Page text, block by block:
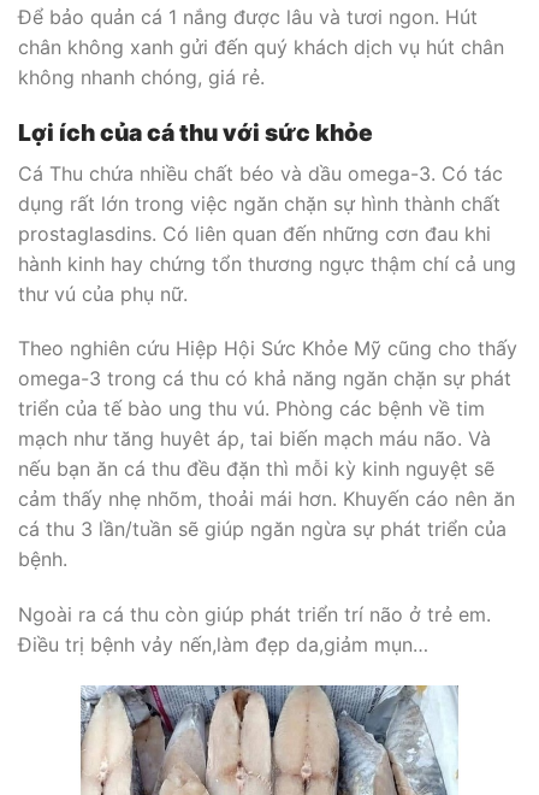
Để bảo quản cá 1 nắng được lâu và tươi ngon. Hút
chân không xanh gửi đến quý khách dịch vụ hút chân
không nhanh chóng, giá rẻ.
Lợi ích của cá thu với sức khỏe
Cá Thu chứa nhiều chất béo và dầu omega-3. Có tác
dụng rất lớn trong việc ngăn chặn sự hình thành chất
prostaglasdins. Có liên quan đến những cơn đau khi
hành kinh hay chứng tổn thương ngực thậm chí cả ung
thư vú của phụ nữ.
Theo nghiên cứu Hiệp Hội Sức Khỏe Mỹ cũng cho thấy
omega-3 trong cá thu có khả năng ngăn chặn sự phát
triển của tế bào ung thu vú. Phòng các bệnh về tim
mạch như tăng huyêt áp, tai biến mạch máu não. Và
nếu bạn ăn cá thu đều đặn thì mỗi kỳ kinh nguyệt sẽ
cảm thấy nhẹ nhõm, thoải mái hơn. Khuyến cáo nên ăn
cá thu 3 lần/tuần sẽ giúp ngăn ngừa sự phát triển của
bệnh.
Ngoài ra cá thu còn giúp phát triển trí não ở trẻ em.
Điều trị bệnh vảy nến,làm đẹp da,giảm mụn…